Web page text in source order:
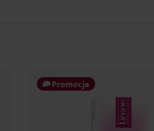
Promocja